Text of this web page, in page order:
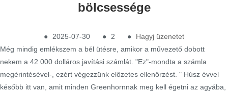
bölcsessége
● 2025-07-30 ● 2 ●
Hagyj üzenetet
Még mindig emlékszem a bél ütésre, amikor a művezető dobott
nekem a 42 000 dolláros javítási számlát. "Ez"-mondta a számla
megérintésével-, ezért végezzünk előzetes ellenőrzést. " Húsz évvel
később itt van, amit minden Greenhornnak meg kell égetni az agyába,